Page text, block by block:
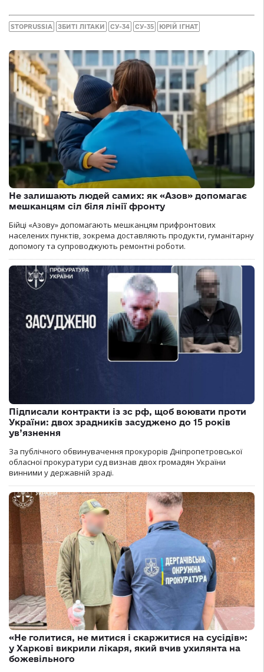
STOPRUSSIA ЗБИТІ ЛІТАКИ СУ-34 СУ-35 ЮРІЙ ІГНАТ
Не залишають людей самих: як «Азов» допомагає
мешканцям сіл біля лінії фронту
Бійці «Азову» допомагають мешканцям прифронтових
населених пунктів, зокрема доставляють продукти, гуманітарну
допомогу та супроводжують ремонтні роботи.
Підписали контракти із зс рф, щоб воювати проти
України: двох зрадників засуджено до 15 років
ув’язнення
За публічного обвинувачення прокурорів Дніпропетровської
обласної прокуратури суд визнав двох громадян України
винними у державній зраді.
«Не голитися, не митися і скаржитися на сусідів»:
у Харкові викрили лікаря, який вчив ухилянта на
божевільного